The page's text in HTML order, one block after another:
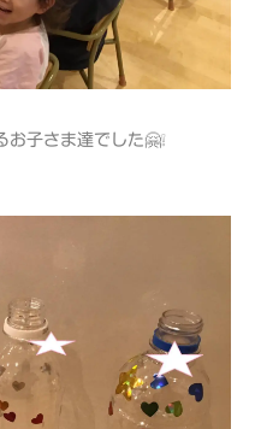
子さま達でした🤗❕